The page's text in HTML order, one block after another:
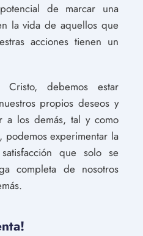
de marcar una
la vida de aquellos que
acciones tienen un
debemos estar
propios deseos y
a los demás, tal y como
podemos experimentar la
que solo se
completa de nosotros